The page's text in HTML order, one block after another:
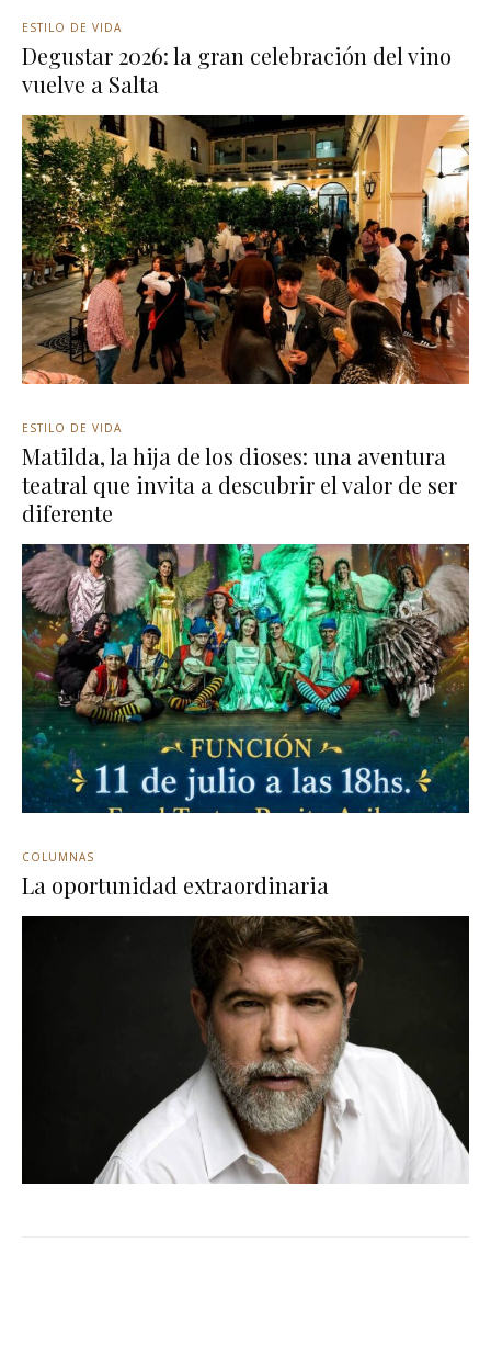
ESTILO DE VIDA
Degustar 2026: la gran celebración del vino
vuelve a Salta
ESTILO DE VIDA
Matilda, la hija de los dioses: una aventura
teatral que invita a descubrir el valor de ser
diferente
COLUMNAS
La oportunidad extraordinaria